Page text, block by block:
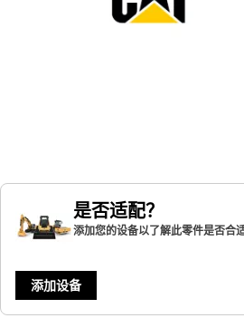
是否适配？
添加您的设备以了解此零件是否合
添加设备